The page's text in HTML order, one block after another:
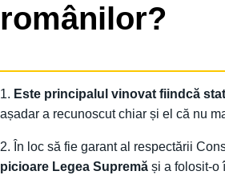
românilor?
1. Este principalul vinovat fiindcă
așadar a recunoscut chiar și el că nu
2. În loc să fie garant al respectării
picioare Legea Supremă și a folosit-o